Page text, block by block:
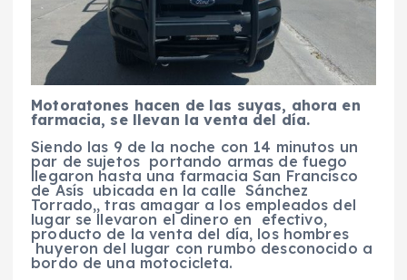
Motoratones hacen de las suyas, ahora en
farmacia, se llevan la venta del día.
Siendo las 9 de la noche con 14 minutos un
par de sujetos portando armas de fuego
llegaron hasta una farmacia San Francisco
de Asís ubicada en la calle Sánchez
Torrado,, tras amagar a los empleados del
lugar se llevaron el dinero en efectivo,
producto de la venta del día, los hombres
huyeron del lugar con rumbo desconocido a
bordo de una motocicleta.